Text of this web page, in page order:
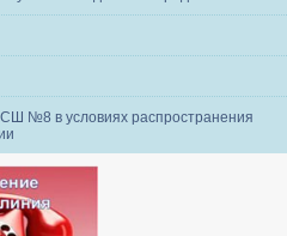
№8 в условиях распространения